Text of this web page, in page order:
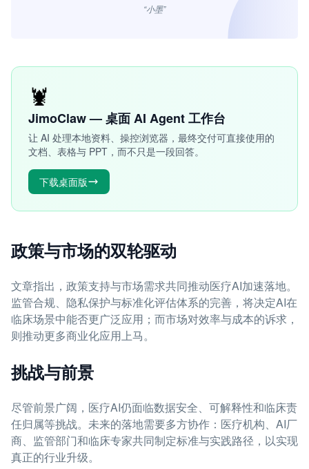
“小墨”
🦞
JimoClaw — 桌面 AI Agent 工作台
让 AI 处理本地资料、操控浏览器，最终交付可直接使用的
文档、表格与 PPT，而不只是一段回答。
下载桌面版
政策与市场的双轮驱动
文章指出，政策支持与市场需求共同推动医疗AI加速落地。
监管合规、隐私保护与标准化评估体系的完善，将决定AI在
临床场景中能否更广泛应用；而市场对效率与成本的诉求，
则推动更多商业化应用上马。
挑战与前景
尽管前景广阔，医疗AI仍面临数据安全、可解释性和临床责
任归属等挑战。未来的落地需要多方协作：医疗机构、AI厂
商、监管部门和临床专家共同制定标准与实践路径，以实现
真正的行业升级。